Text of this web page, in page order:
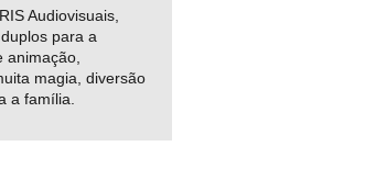
Audiovisuais,
para a
animação,
magia, diversão
a família.